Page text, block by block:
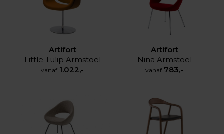
Artifort
Little Tulip Armstoel
vanaf 1.022,-
Artifort
Nina Armstoel
vanaf 783,-